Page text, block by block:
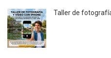
Taller de